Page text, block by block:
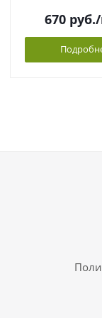
670 руб.